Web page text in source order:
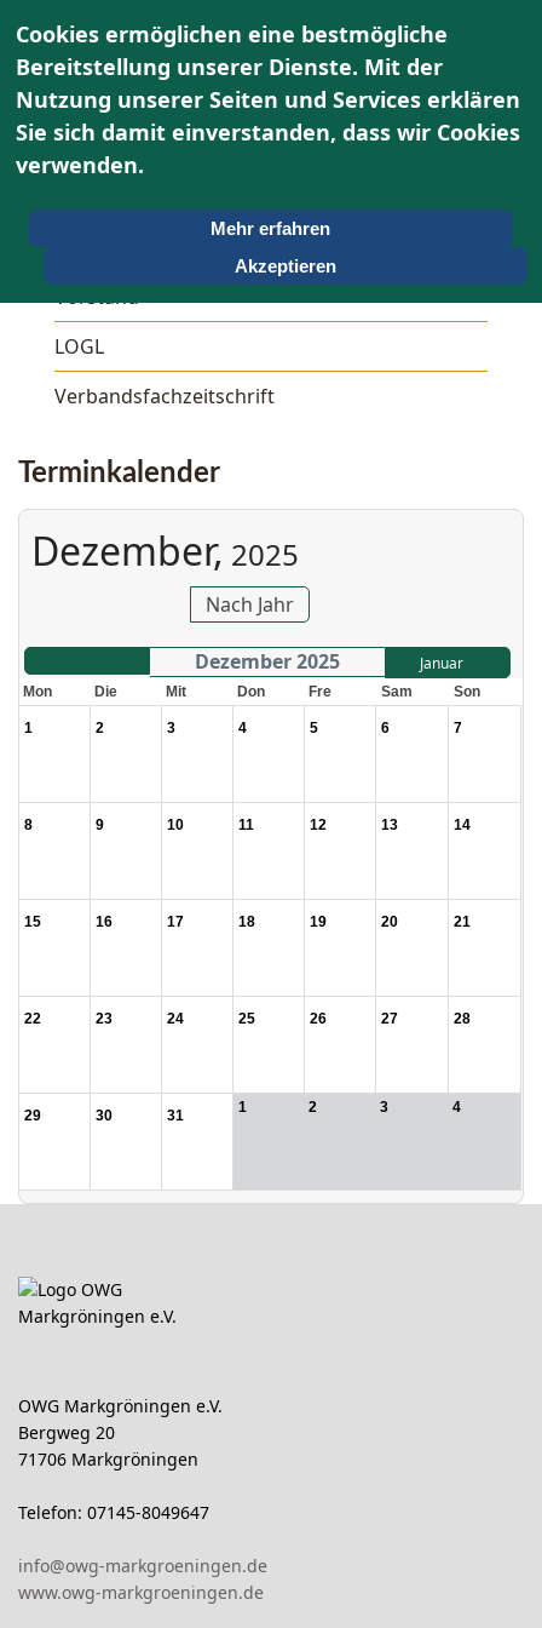
Über uns
Vorstand
LOGL
Verbandsfachzeitschrift
Terminkalender
Dezember, 2025
Nach Jahr
Dezember 2025 Januar
Mon Die Mit Don Fre Sam Son
1 2 3 4 5 6 7
8 9 10 11 12 13 14
15 16 17 18 19 20 21
22 23 24 25 26 27 28
29 30 31 1 2 3 4
OWG Markgröningen e.V.
Bergweg 20
71706 Markgröningen
Telefon: 07145-8049647
info@owg-markgroeningen.de
www.owg-markgroeningen.de
Cookies ermöglichen eine bestmögliche
Bereitstellung unserer Dienste. Mit der
Nutzung unserer Seiten und Services erklären
Sie sich damit einverstanden, dass wir Cookies
verwenden.
Mehr erfahren
Akzeptieren